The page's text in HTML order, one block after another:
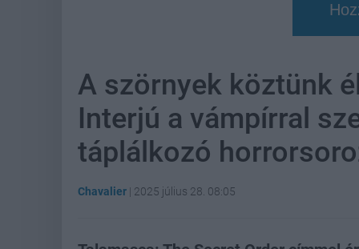
A szörnyek köztünk
Interjú a vámpírral
táplálkozó
Chavalier | 2025 július 28. 08:05